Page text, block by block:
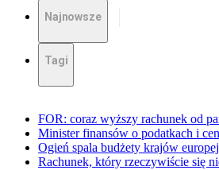
Najnowsze
Tagi
FOR: coraz wyższy rachunek od
Minister finansów o podatkach i
Ogień spala budżety krajów
Rachunek, który rzeczywiście się